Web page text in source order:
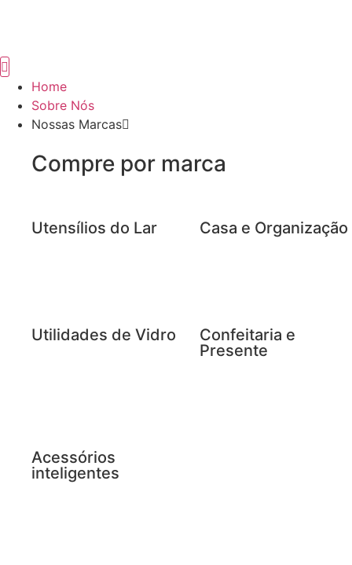
Home
Sobre Nós
Nossas Marcas
Compre por marca
Utensílios do Lar Casa e Organização
Utilidades de Vidro
Confeitaria e
Presente
Acessórios
inteligentes